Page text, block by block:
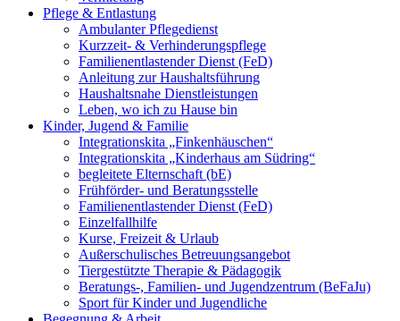
Pflege & Entlastung
Ambulanter Pflegedienst
Kurzzeit- & Verhinderungspflege
Familienentlastender Dienst (FeD)
Anleitung zur Haushaltsführung
Haushaltsnahe Dienstleistungen
Leben, wo ich zu Hause bin
Kinder, Jugend & Familie
Integrationskita „Finkenhäuschen“
Integrationskita „Kinderhaus am Südring“
begleitete Elternschaft (bE)
Frühförder- und Beratungsstelle
Familienentlastender Dienst (FeD)
Einzelfallhilfe
Kurse, Freizeit & Urlaub
Außerschulisches Betreuungsangebot
Tiergestützte Therapie & Pädagogik
Beratungs-, Familien- und Jugendzentrum (BeFaJu)
Sport für Kinder und Jugendliche